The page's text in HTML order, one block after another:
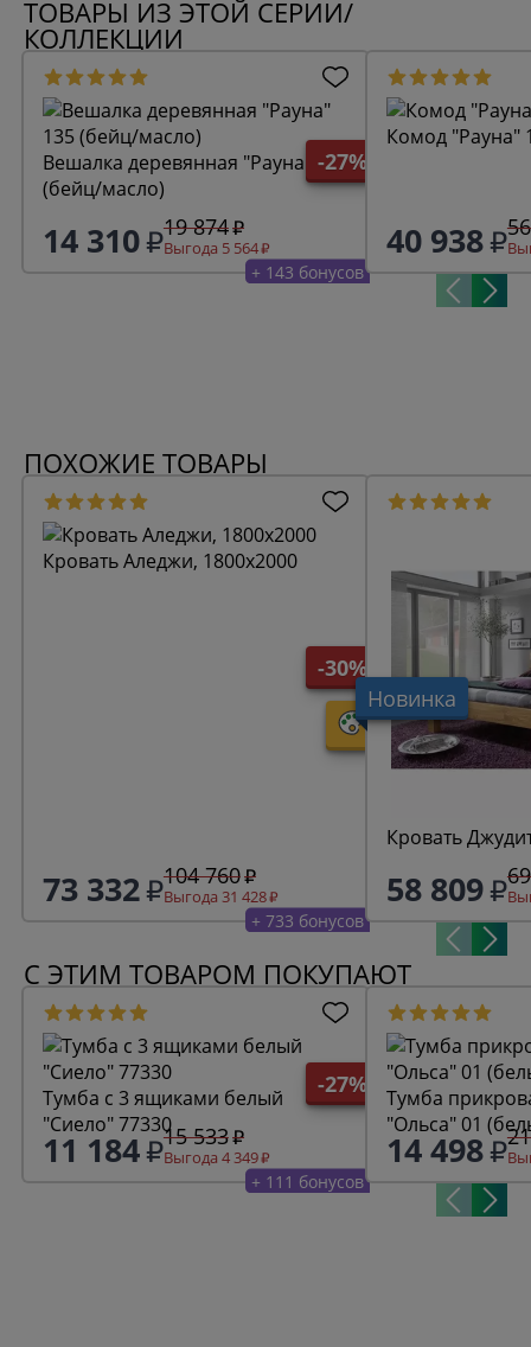
ТОВАРЫ ИЗ ЭТОЙ СЕРИИ/
КОЛЛЕКЦИИ
-27%
Вешалка деревянная "Рауна" 135
(бейц/масло)
14 310 19 874
Выгода 5 564
+ 143 бонусов
Комод "Рауна"
40 938
ПОХОЖИЕ ТОВАРЫ
-30%
Кровать Аледжи, 1800х2000
73 332 104 760
Выгода 31 428
+ 733 бонусов
Новинка
Кровать
58 809
С ЭТИМ ТОВАРОМ ПОКУПАЮТ
-27%
Тумба с 3 ящиками белый
"Сиело" 77330
11 184 15 533
Выгода 4 349
+ 111 бонусов
Тумба
"Ольса" 01
14 498